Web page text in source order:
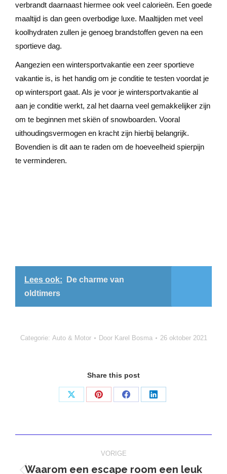
verbrandt daarnaast hiermee ook veel calorieën. Een goede
maaltijd is dan geen overbodige luxe. Maaltijden met veel
koolhydraten zullen je genoeg brandstoffen geven na een
sportieve dag.
Aangezien een wintersportvakantie een zeer sportieve
vakantie is, is het handig om je conditie te testen voordat je
op wintersport gaat. Als je voor je wintersportvakantie al
aan je conditie werkt, zal het daarna veel gemakkelijker zijn
om te beginnen met skiën of snowboarden. Vooral
uithoudingsvermogen en kracht zijn hierbij belangrijk.
Bovendien is dit aan te raden om de hoeveelheid spierpijn
te verminderen.
Lees ook:
De charme van
oldtimers
Categorie: Auto & Motor Door Karel Bosma 26 oktober 2021
Share this post
Deel
Deel
Deel
Deel
navigatie
VORIGE
Waarom een escape room een leuk